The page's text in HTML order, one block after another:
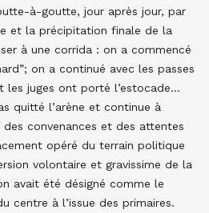
à-goutte, jour après jour, par
et la précipitation finale de la
à une corrida : on a commencé
on a continué avec les passes
les juges ont porté l’estocade…
quitté l’arène et continue à
convenances et des attentes
opéré du terrain politique
volontaire et gravissime de la
avait été désigné comme le
centre à l’issue des primaires.